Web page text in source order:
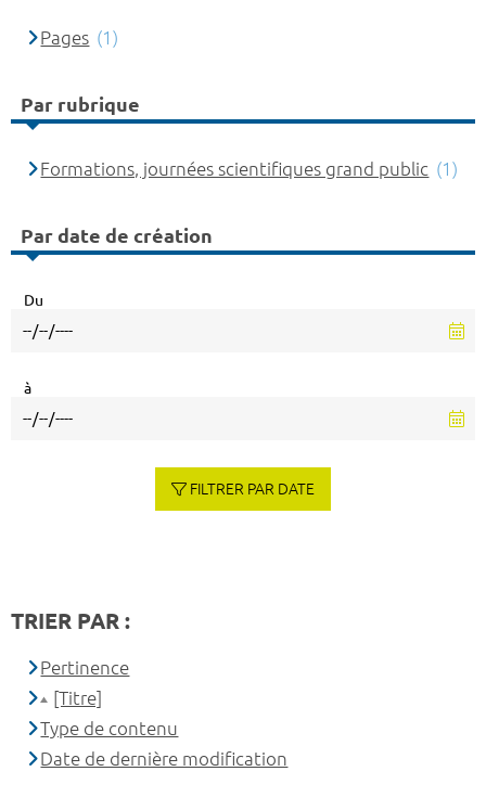
Pages (1)
Par rubrique
Formations, journées scientifiques grand public (1)
Par date de création
Du
à
FILTRER PAR DATE
TRIER PAR :
Pertinence
[Titre]
Type de contenu
Date de dernière modification